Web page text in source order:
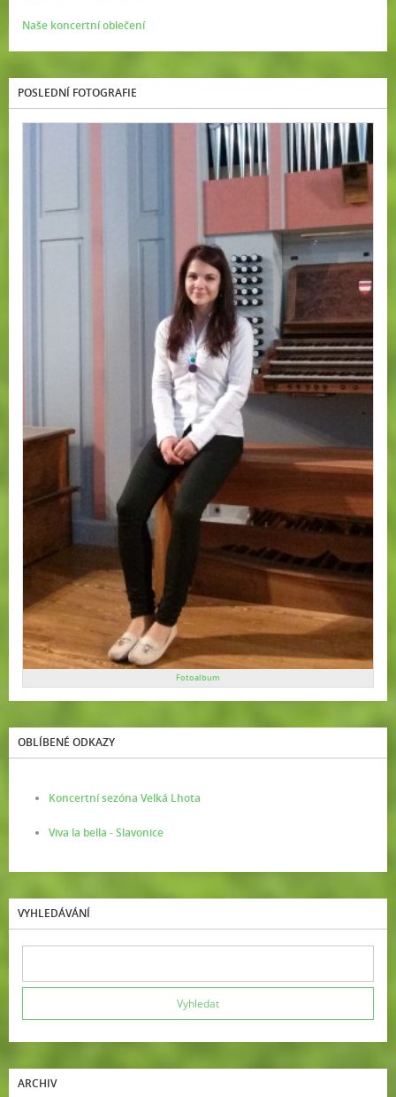
Naše koncertní oblečení
POSLEDNÍ FOTOGRAFIE
Fotoalbum
OBLÍBENÉ ODKAZY
Koncertní sezóna Velká Lhota
Viva la bella - Slavonice
VYHLEDÁVÁNÍ
ARCHIV